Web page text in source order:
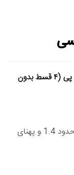
پرداخت با اعتبار اسنپ پی (۴ قسط بدون
گوشواره ورساچه نگینی کلیپسی به قطر حدود 1.4 و پهنای